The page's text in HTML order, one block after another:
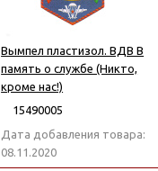
Вымпел пластизол. ВДВ В
память о службе (Никто,
кроме нас!)
15490005
Дата добавления товара:
08.11.2020